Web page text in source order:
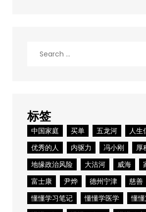
标签
中国家庭 买单 五龙河
人生
优秀的人
内驱力 冯小刚
厚
地缘政治风险
大沽河 威海
富士康
尹烨 德州宁津 慈善
懂懂学习笔记
懂懂学医学
懂